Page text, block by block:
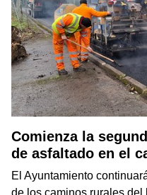
Comienza la
de asfaltado en el
El Ayuntamiento
de los caminos rurales del